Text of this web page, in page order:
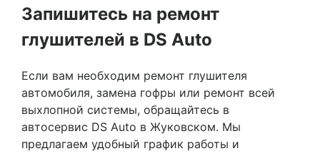
Запишитесь на ремонт
глушителей в DS Auto
Если вам необходим ремонт глушителя
автомобиля, замена гофры или ремонт всей
выхлопной системы, обращайтесь в
автосервис DS Auto в Жуковском. Мы
предлагаем удобный график работы и